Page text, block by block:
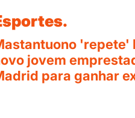
'repete'
jovem
para ganhar